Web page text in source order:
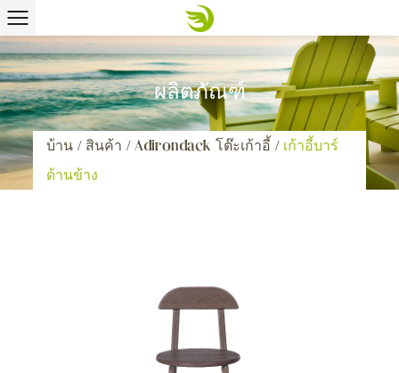
ผลิตภัณฑ์
บ้าน / สินค้า / Adirondack โต๊ะเก้าอี้ / เก้าอี้บาร์
ด้านข้าง